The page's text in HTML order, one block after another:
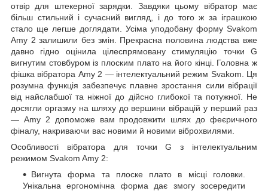
отвір для штекерної зарядки. Завдяки цьому вібратор має
більш стильний і сучасний вигляд, і до того ж за іграшкою
стало ще легше доглядати. Усіма уподобану форму Svakom
Amy 2 залишили без змін. Прекрасна половина людства вже
давно гідно оцінила цілеспрямовану стимуляцію точки G
вигнутим стовбуром із плоским плато на його кінці. Головна ж
фішка вібратора Amy 2 — інтелектуальний режим Svakom. Ця
розумна функція забезпечує плавне зростання сили вібрації
від найслабшої та ніжної до дійсно глибокої та потужної. Не
досягли оргазму на шляху до вершини вібрацій у перший раз
— Amy 2 допоможе вам продовжити шлях до феєричного
фіналу, накриваючи вас новими й новими віброхвилями.
Особливості вібратора для точки G з інтелектуальним
режимом Svakom Amy 2:
Вигнута форма та плоске плато в місці головки.
Унікальна ергономічна форма дає змогу зосередити